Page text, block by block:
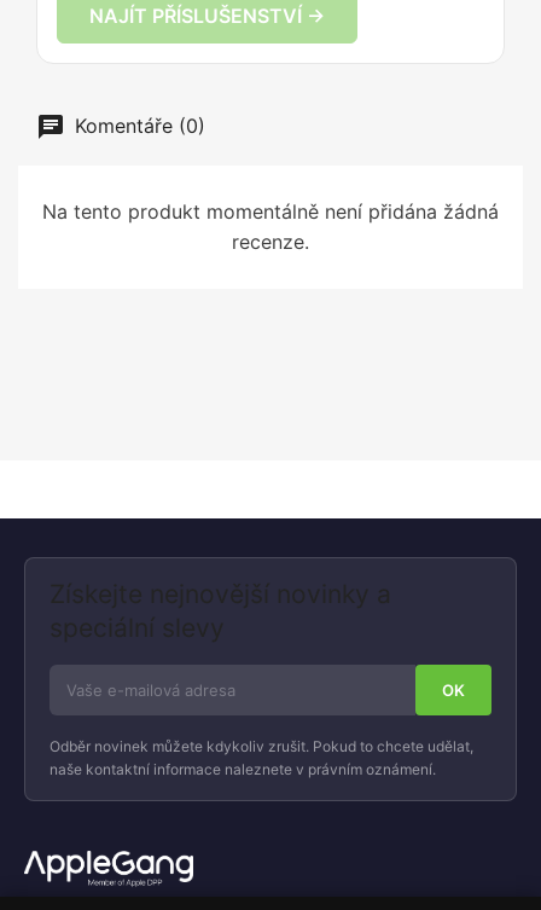
NAJÍT PŘÍSLUŠENSTVÍ →
Komentáře (0)
Na tento produkt momentálně není přidána žádná
recenze.
Získejte nejnovější novinky a
speciální slevy
Odběr novinek můžete kdykoliv zrušit. Pokud to chcete udělat,
naše kontaktní informace naleznete v právním oznámení.